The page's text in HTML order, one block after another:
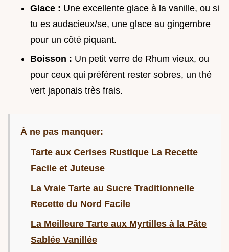
Glace : Une excellente glace à la vanille, ou si
tu es audacieux/se, une glace au gingembre
pour un côté piquant.
Boisson : Un petit verre de Rhum vieux, ou
pour ceux qui préfèrent rester sobres, un thé
vert japonais très frais.
À ne pas manquer:
Tarte aux Cerises Rustique La Recette
Facile et Juteuse
La Vraie Tarte au Sucre Traditionnelle
Recette du Nord Facile
La Meilleure Tarte aux Myrtilles à la Pâte
Sablée Vanillée